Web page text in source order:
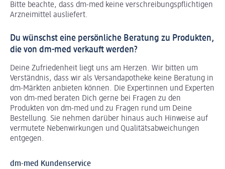
Bitte beachte, dass dm-med keine verschreibungspflichtigen
Arzneimittel ausliefert.
Du wünschst eine persönliche Beratung zu Produkten,
die von dm-med verkauft werden?
Deine Zufriedenheit liegt uns am Herzen. Wir bitten um
Verständnis, dass wir als Versandapotheke keine Beratung in
dm-Märkten anbieten können. Die Expertinnen und Experten
von dm-med beraten Dich gerne bei Fragen zu den
Produkten von dm-med und zu Fragen rund um Deine
Bestellung. Sie nehmen darüber hinaus auch Hinweise auf
vermutete Nebenwirkungen und Qualitätsabweichungen
entgegen.
dm-med Kundenservice